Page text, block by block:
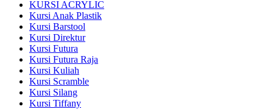
KURSI ACRYLIC
Kursi Anak Plastik
Kursi Barstool
Kursi Direktur
Kursi Futura
Kursi Futura Raja
Kursi Kuliah
Kursi Scramble
Kursi Silang
Kursi Tiffany